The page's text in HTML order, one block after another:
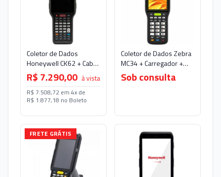
Coletor de Dados
Honeywell CK62 + Cabo
USB-C
R$ 7.290,00 à vista
R$ 7.508,72 em 4x de
R$ 1.877,18 no Boleto
Coletor de Dados Zebra
MC34 + Carregador +
Cabo de Comunicação
USB
Sob consulta
FRETE GRÁTIS